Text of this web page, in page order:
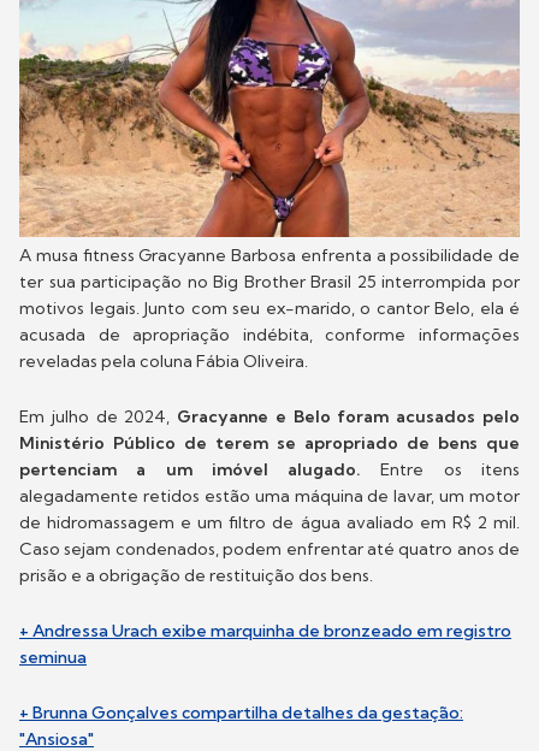
A musa fitness Gracyanne Barbosa enfrenta a possibilidade de
ter sua participação no Big Brother Brasil 25 interrompida por
motivos legais. Junto com seu ex-marido, o cantor Belo, ela é
acusada de apropriação indébita, conforme informações
reveladas pela coluna Fábia Oliveira.
Em julho de 2024, Gracyanne e Belo foram acusados pelo
Ministério Público de terem se apropriado de bens que
pertenciam a um imóvel alugado. Entre os itens
alegadamente retidos estão uma máquina de lavar, um motor
de hidromassagem e um filtro de água avaliado em R$ 2 mil.
Caso sejam condenados, podem enfrentar até quatro anos de
prisão e a obrigação de restituição dos bens.
+ Andressa Urach exibe marquinha de bronzeado em registro
seminua
+ Brunna Gonçalves compartilha detalhes da gestação:
"Ansiosa"